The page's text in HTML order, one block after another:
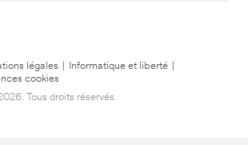
légales Informatique et liberté
cookies
Tous droits réservés.